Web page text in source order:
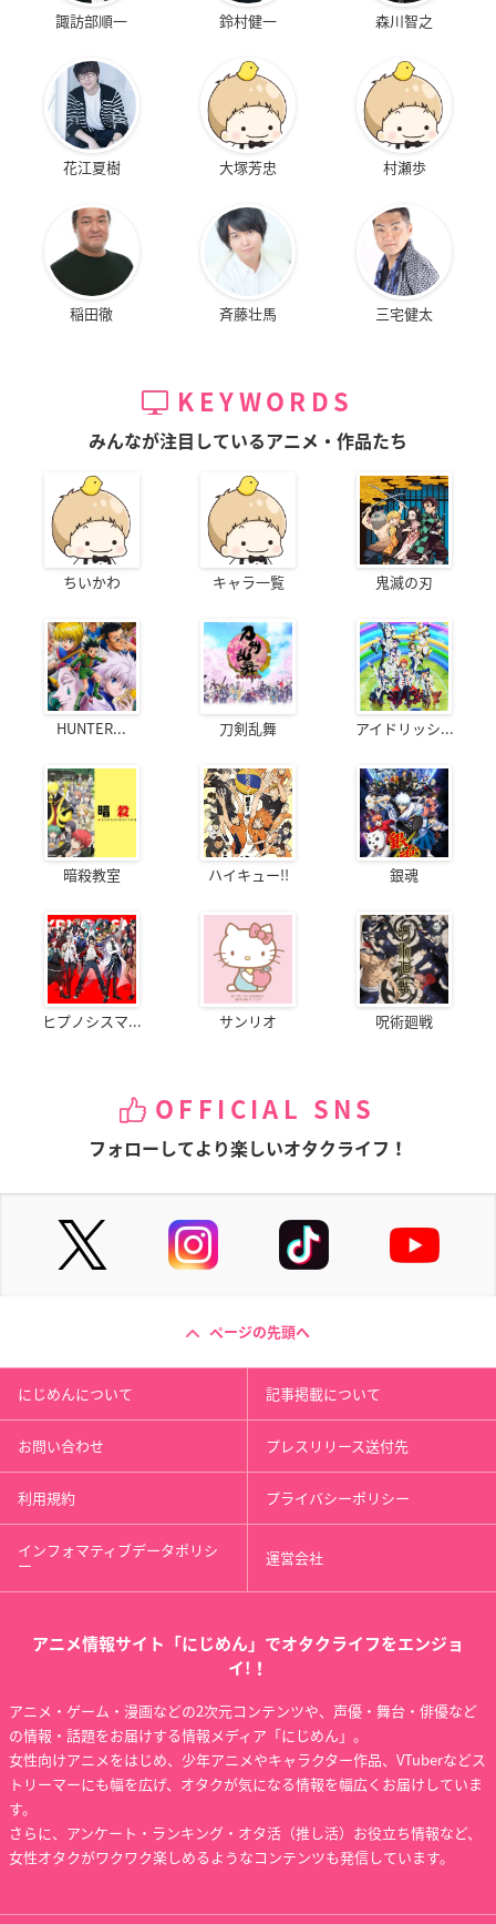
諏訪部順一 鈴村健一 森川智之
花江夏樹 大塚芳忠 村瀬歩
稲田徹 斉藤壮馬 三宅健太
KEYWORDS
みんなが注目しているアニメ・作品たち
ちいかわ キャラ一覧 鬼滅の刃
HUNTER... 刀剣乱舞 アイドリッシ...
暗殺教室 ハイキュー!! 銀魂
ヒプノシスマ... サンリオ 呪術廻戦
OFFICIAL SNS
フォローしてより楽しいオタクライフ！
ページの先頭へ
にじめんについて 記事掲載について
お問い合わせ プレスリリース送付先
利用規約 プライバシーポリシー
インフォマティブデータポリシ
ー 運営会社
アニメ情報サイト「にじめん」でオタクライフをエンジョ
イ!！
アニメ・ゲーム・漫画などの2次元コンテンツや、声優・舞台・俳優など
の情報・話題をお届けする情報メディア「にじめん」。
女性向けアニメをはじめ、少年アニメやキャラクター作品、VTuberなどス
トリーマーにも幅を広げ、オタクが気になる情報を幅広くお届けしていま
す。
さらに、アンケート・ランキング・オタ活（推し活）お役立ち情報など、
女性オタクがワクワク楽しめるようなコンテンツも発信しています。